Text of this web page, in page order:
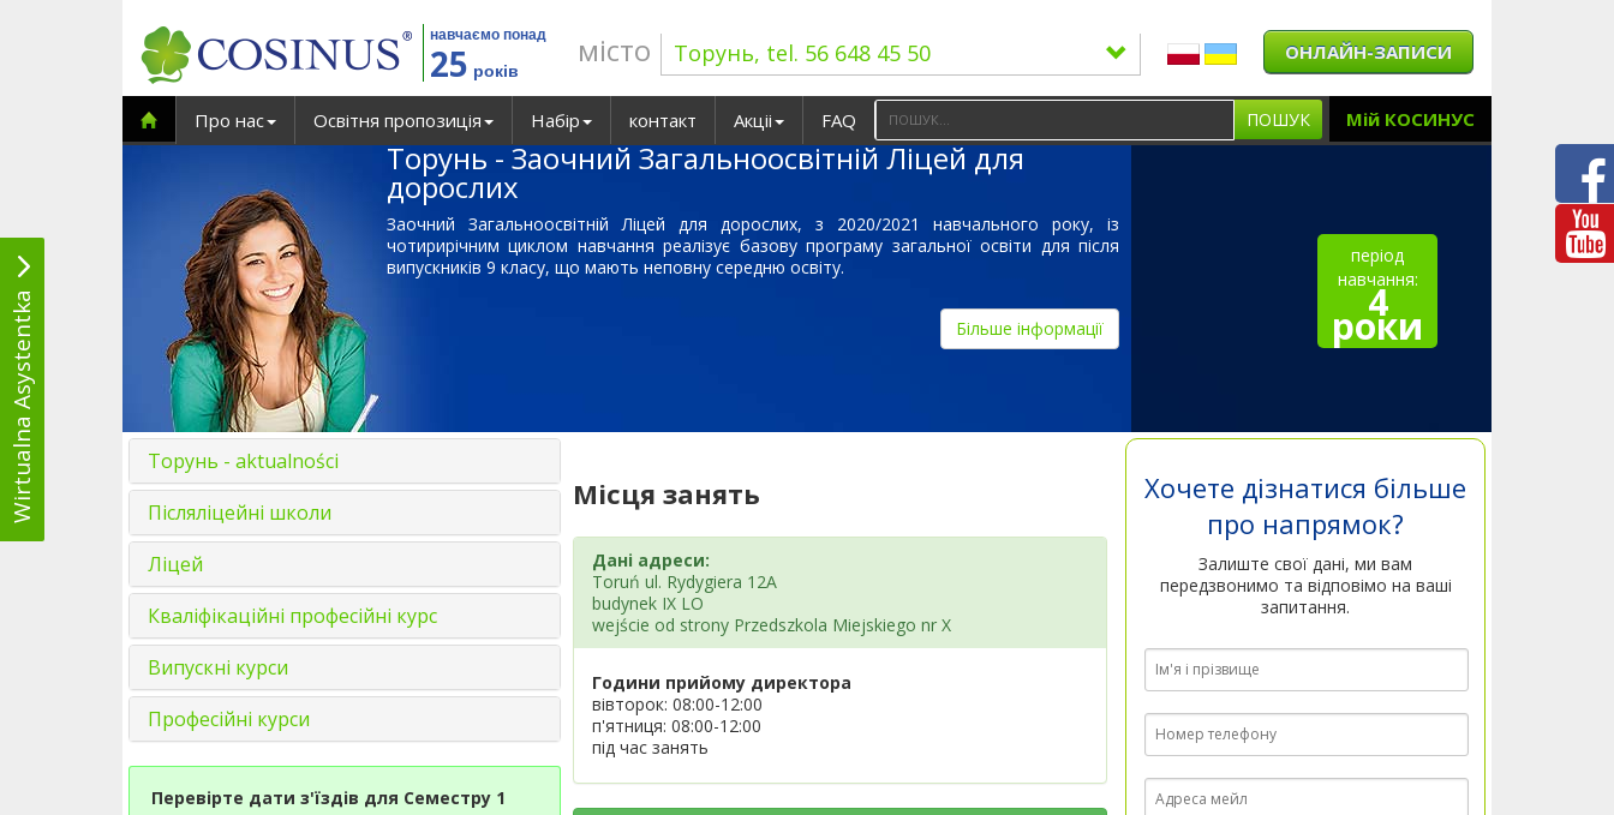
навчаємо понад
25 років
місто Торунь, tel. 56 648 45 50 ОНЛАЙН-ЗАПИСИ
Мій КОСИНУС
Про нас Освітня пропозиція Набір контакт Акціі FAQ ПОШУК
Торунь - Заочний Загальноосвітній Ліцей для
дорослих
Заочний Загальноосвітній Ліцей для дорослих, з 2020/2021 навчального року, із
чотирирічним циклом навчання реалізує базову програму загальної освіти для після
випускників 9 класу, що мають неповну середню освіту.
Більше інформації
період
навчання:
4
роки
Торунь - aktualności
Післяліцейні школи
Ліцей
Кваліфікаційні професійні курс
Випускні курси
Професійні курси
Перевірте дати з'їздів для Семестру 1
Місця занять
Дані адреси:
Toruń ul. Rydygiera 12A
budynek IX LO
wejście od strony Przedszkola Miejskiego nr X
Години прийому директора
вівторок: 08:00-12:00
п'ятниця: 08:00-12:00
під час занять
Хочете дізнатися більше
про напрямок?
Залиште свої дані, ми вам
передзвонимо та відповімо на ваші
запитання.
Wirtualna Asystentka